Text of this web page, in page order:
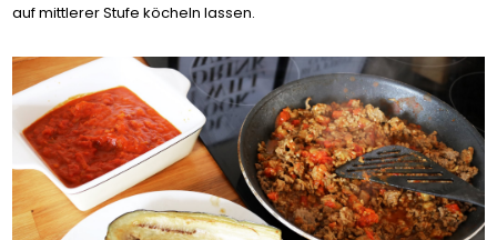
auf mittlerer Stufe köcheln lassen.